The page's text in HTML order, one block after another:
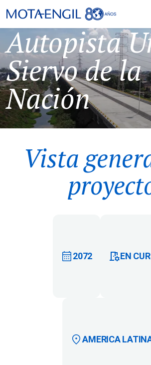
Autopista
Siervo de la
Nación
Vista
2072 EN
AMERICA